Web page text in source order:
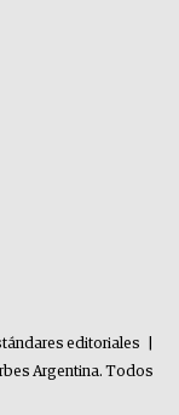
editoriales
Argentina. Todos